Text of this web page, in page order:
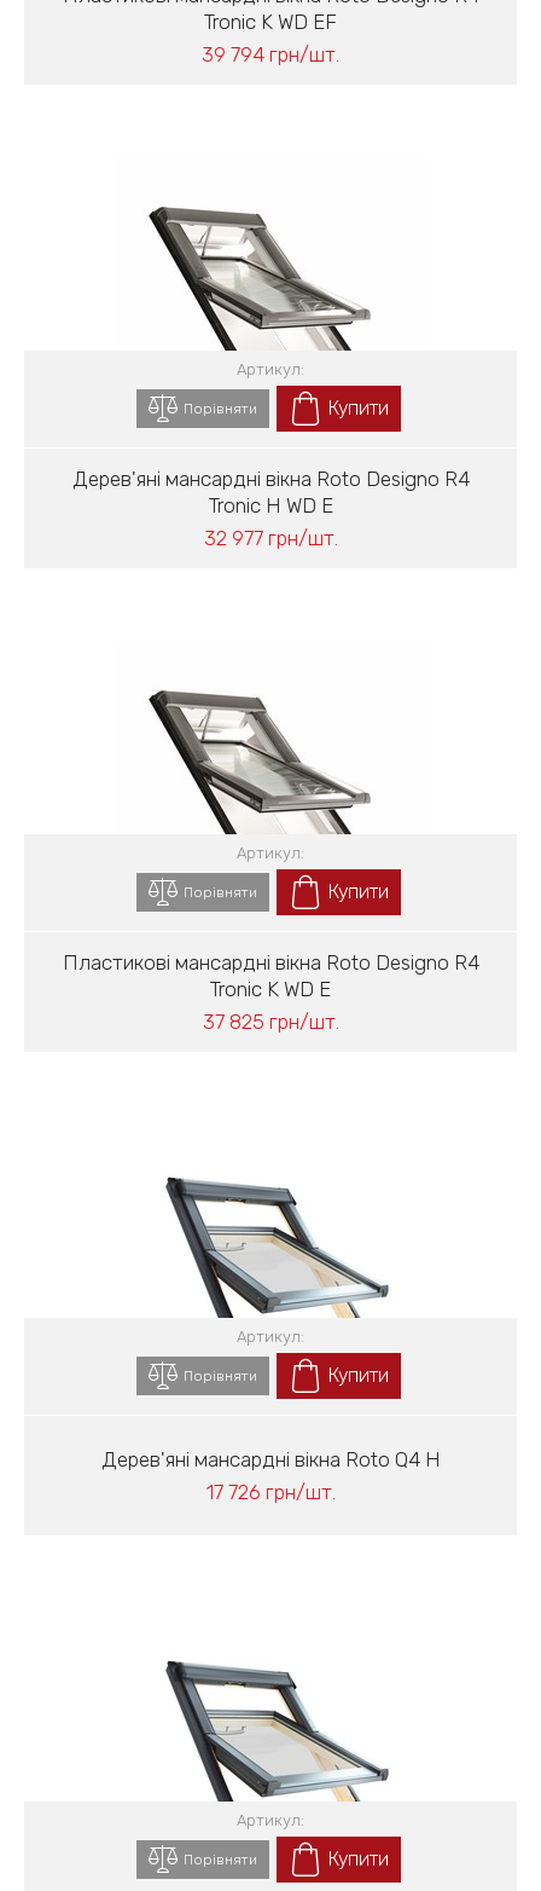
Tronic K WD EF
39 794 грн/шт.
Дерев'яні мансардні вікна Roto Designo R4
Tronic H WD E
32 977 грн/шт.
Артикул:
Порівняти Купити
Пластикові мансардні вікна Roto Designo R4
Tronic K WD E
37 825 грн/шт.
Артикул:
Порівняти Купити
Дерев'яні мансардні вікна Roto Q4 Н
17 726 грн/шт.
Артикул:
Порівняти Купити
Артикул:
Порівняти Купити